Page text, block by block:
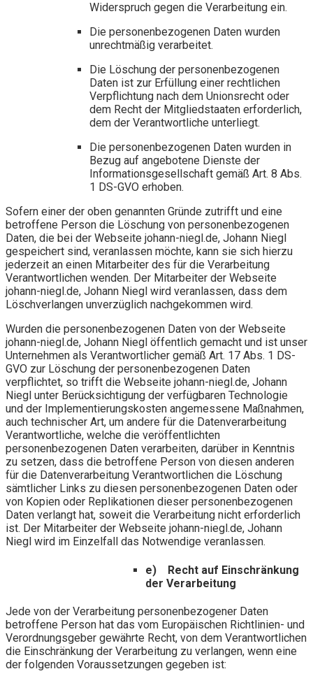
Widerspruch gegen die Verarbeitung ein.
Die personenbezogenen Daten wurden
unrechtmäßig verarbeitet.
Die Löschung der personenbezogenen
Daten ist zur Erfüllung einer rechtlichen
Verpflichtung nach dem Unionsrecht oder
dem Recht der Mitgliedstaaten erforderlich,
dem der Verantwortliche unterliegt.
Die personenbezogenen Daten wurden in
Bezug auf angebotene Dienste der
Informationsgesellschaft gemäß Art. 8 Abs.
1 DS-GVO erhoben.
Sofern einer der oben genannten Gründe zutrifft und eine
betroffene Person die Löschung von personenbezogenen
Daten, die bei der Webseite johann-niegl.de, Johann Niegl
gespeichert sind, veranlassen möchte, kann sie sich hierzu
jederzeit an einen Mitarbeiter des für die Verarbeitung
Verantwortlichen wenden. Der Mitarbeiter der Webseite
johann-niegl.de, Johann Niegl wird veranlassen, dass dem
Löschverlangen unverzüglich nachgekommen wird.
Wurden die personenbezogenen Daten von der Webseite
johann-niegl.de, Johann Niegl öffentlich gemacht und ist unser
Unternehmen als Verantwortlicher gemäß Art. 17 Abs. 1 DS-
GVO zur Löschung der personenbezogenen Daten
verpflichtet, so trifft die Webseite johann-niegl.de, Johann
Niegl unter Berücksichtigung der verfügbaren Technologie
und der Implementierungskosten angemessene Maßnahmen,
auch technischer Art, um andere für die Datenverarbeitung
Verantwortliche, welche die veröffentlichten
personenbezogenen Daten verarbeiten, darüber in Kenntnis
zu setzen, dass die betroffene Person von diesen anderen
für die Datenverarbeitung Verantwortlichen die Löschung
sämtlicher Links zu diesen personenbezogenen Daten oder
von Kopien oder Replikationen dieser personenbezogenen
Daten verlangt hat, soweit die Verarbeitung nicht erforderlich
ist. Der Mitarbeiter der Webseite johann-niegl.de, Johann
Niegl wird im Einzelfall das Notwendige veranlassen.
e) Recht auf Einschränkung
der Verarbeitung
Jede von der Verarbeitung personenbezogener Daten
betroffene Person hat das vom Europäischen Richtlinien- und
Verordnungsgeber gewährte Recht, von dem Verantwortlichen
die Einschränkung der Verarbeitung zu verlangen, wenn eine
der folgenden Voraussetzungen gegeben ist: